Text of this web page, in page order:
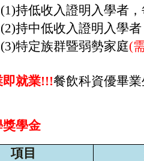
(1)持低收入證明入學者
(2)持中低收入證明入學
(3)特定族群暨弱勢家庭(
就業!!!餐飲科資優畢業
獎學金
項目